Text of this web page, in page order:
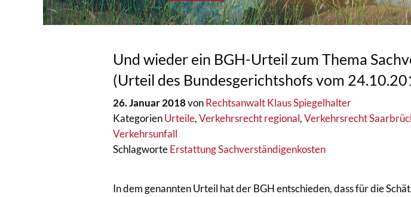
Und wieder ein BGH-Urteil zum Thema
(Urteil des Bundesgerichtshofs vom
26. Januar 2018vonRechtsanwalt Klaus Spiegelhalter
KategorienUrteile,Verkehrsrecht regional,Verkehrsrecht
Verkehrsunfall
SchlagworteErstattung Sachverständigenkosten
In dem genannten Urteil hat der BGH entschieden, dass für die